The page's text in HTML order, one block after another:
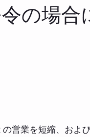
の場合
営業を短縮、およ